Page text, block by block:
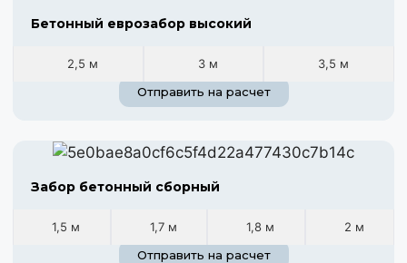
Бетонный еврозабор высокий
2,5 м 3 м
3,5 м
Отправить на расчет
Забор бетонный сборный
1,5 м 1,7 м 1,8 м
2 м
Отправить на расчет